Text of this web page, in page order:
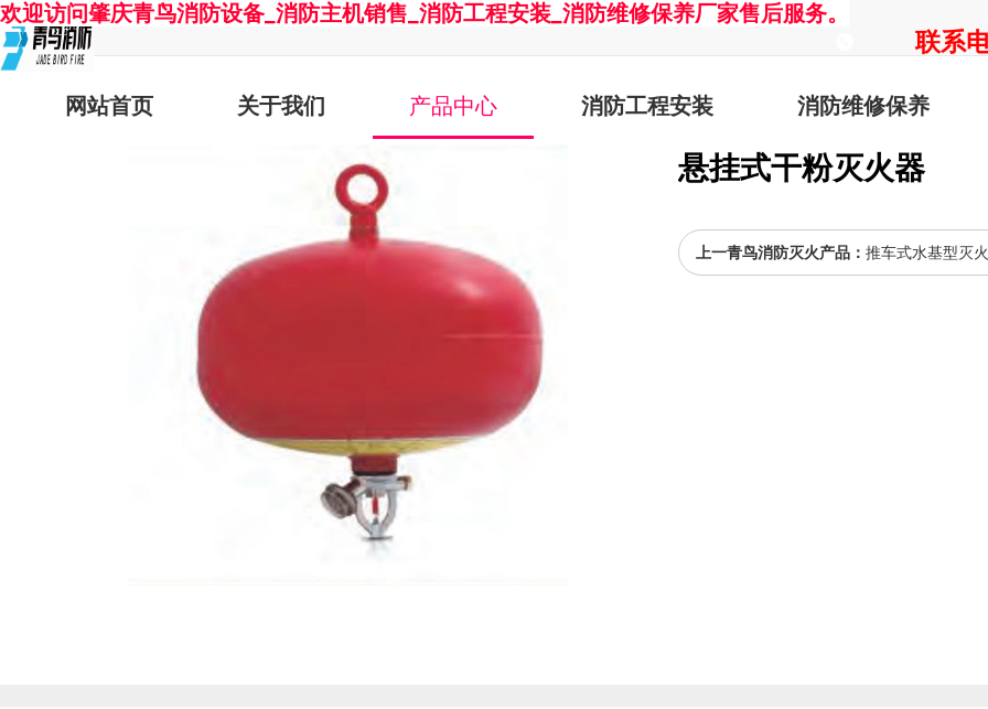
网站首页 关于我们 产品中心 消防工程安装 消防维修保养
欢迎访问肇庆青鸟消防设备_消防主机销售_消防工程安装_消防维修保养厂家售后服务。
联系
悬挂式干粉灭火器
上一青鸟消防灭火产品： 推车式水基型灭